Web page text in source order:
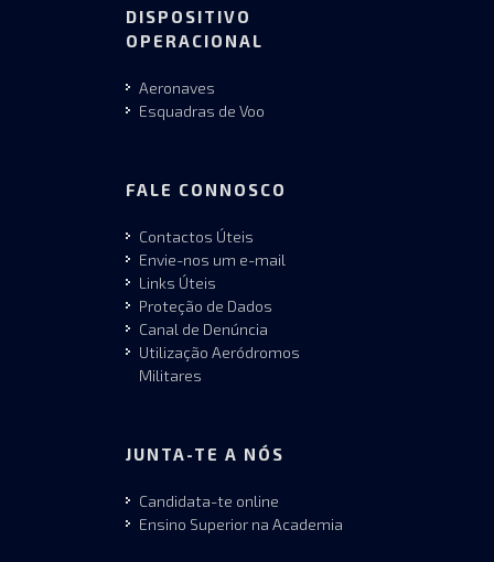
DISPOSITIVO
OPERACIONAL
Aeronaves
Esquadras de Voo
FALE CONNOSCO
Contactos Úteis
Envie-nos um e-mail
Links Úteis
Proteção de Dados
Canal de Denúncia
Utilização Aeródromos
Militares
JUNTA-TE A NÓS
Candidata-te online
Ensino Superior na Academia